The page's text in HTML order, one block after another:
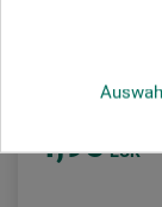
4,95 EUR